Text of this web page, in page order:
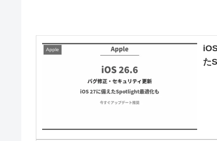
Apple
た